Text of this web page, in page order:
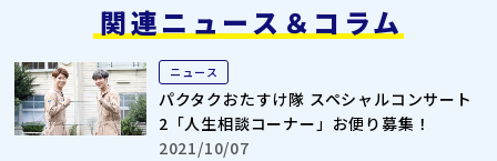
関連ニュース＆コラム
ニュース
パクタクおたすけ隊 スペシャルコンサート
2「人生相談コーナー」お便り募集！
2021/10/07